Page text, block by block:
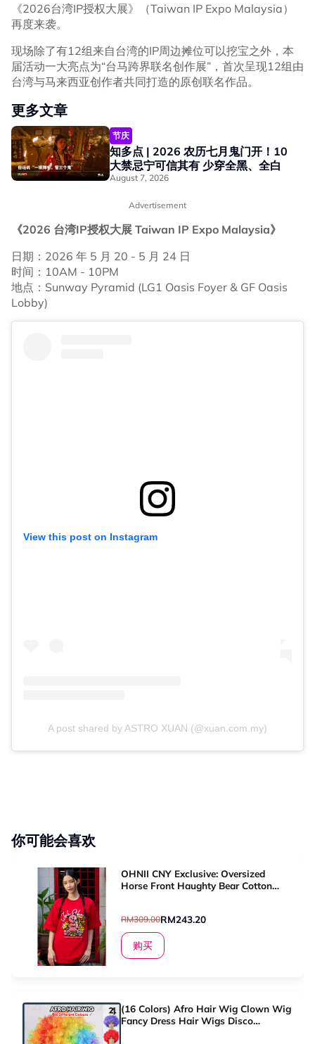
《2026台湾IP授权大展》（Taiwan IP Expo Malaysia）
再度来袭。
现场除了有12组来自台湾的IP周边摊位可以挖宝之外，本
届活动一大亮点为“台马跨界联名创作展”，首次呈现12组由
台湾与马来西亚创作者共同打造的原创联名作品。
更多文章
节庆
知多点 | 2026 农历七月鬼门开！10
大禁忌宁可信其有 少穿全黑、全白
August 7, 2026
Advertisement
《2026 台湾IP授权大展 Taiwan IP Expo Malaysia》
日期：2026 年 5 月 20 - 5 月 24 日
时间：10AM - 10PM
地点：Sunway Pyramid (LG1 Oasis Foyer & GF Oasis
Lobby)
View this post on Instagram
A post shared by ASTRO XUAN (@xuan.com.my)
你可能会喜欢
OHNII CNY Exclusive: Oversized
Horse Front Haughty Bear Cotton
RM309.00RM243.20
购买
(16 Colors) Afro Hair Wig Clown Wig
Fancy Dress Hair Wigs Disco